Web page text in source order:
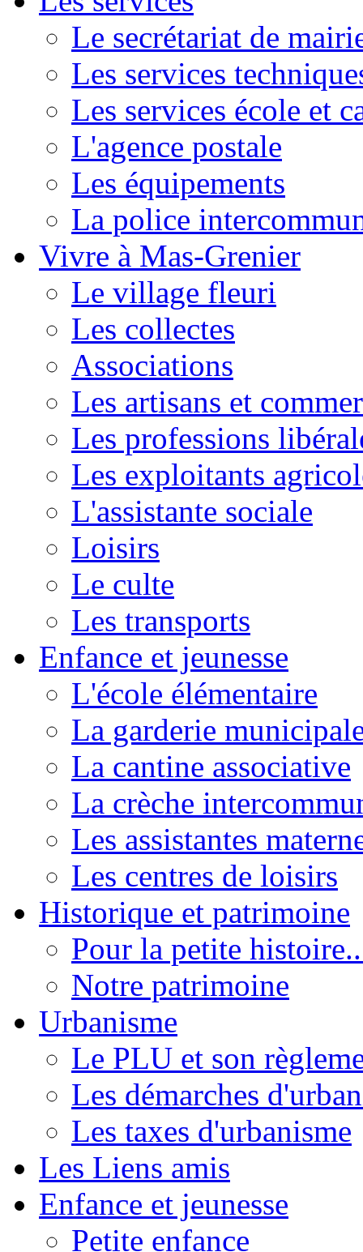
Le secrétariat de
Les services
Les services école et
L'agence postale
Les équipements
La police
Vivre à Mas-Grenier
Le village fleuri
Les collectes
Associations
Les artisans et
Les professions
Les exploitants
L'assistante sociale
Loisirs
Le culte
Les transports
Enfance et jeunesse
L'école élémentaire
La garderie
La cantine associative
La crèche
Les assistantes
Les centres de loisirs
Historique et patrimoine
Pour la petite
Notre patrimoine
Urbanisme
Le PLU et son
Les démarches
Les taxes d'urbanisme
Les Liens amis
Enfance et jeunesse
Petite enfance